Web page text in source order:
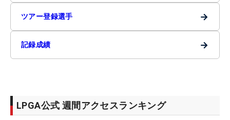
ツアー登録選手 →
記録成績 →
LPGA公式 週間アクセスランキング